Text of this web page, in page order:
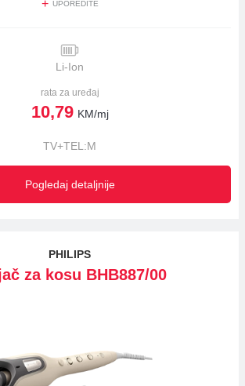
+ UPOREDITE
Li-Ion
rata za uređaj
10,79 KM/mj
TV+TEL:M
Pogledaj detaljnije
PHILIPS
za kosu BHB887/00